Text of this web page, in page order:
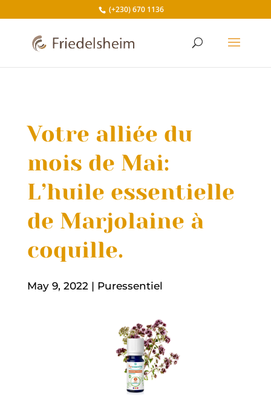
(+230) 670 1136
Votre alliée du
mois de Mai:
L’huile essentielle
de Marjolaine à
coquille.
May 9, 2022| Puressentiel